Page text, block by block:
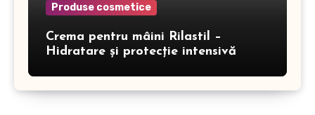
Produse cosmetice
Crema pentru mâini Rilastil –
Hidratare și protecție intensivă